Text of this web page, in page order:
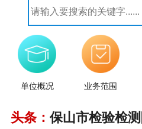
单位概况 业务范围
头条： 保山市检验检